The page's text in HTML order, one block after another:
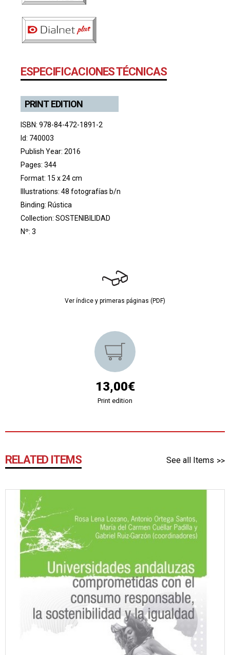
ESPECIFICACIONES TÉCNICAS
PRINT EDITION
ISBN: 978-84-472-1891-2
Id: 740003
Publish Year: 2016
Pages: 344
Format: 15 x 24 cm
Illustrations: 48 fotografías b/n
Binding: Rústica
Collection: SOSTENIBILIDAD
Nº: 3
Ver índice y primeras páginas (PDF)
13,00€
Print edition
RELATED ITEMS See all Items